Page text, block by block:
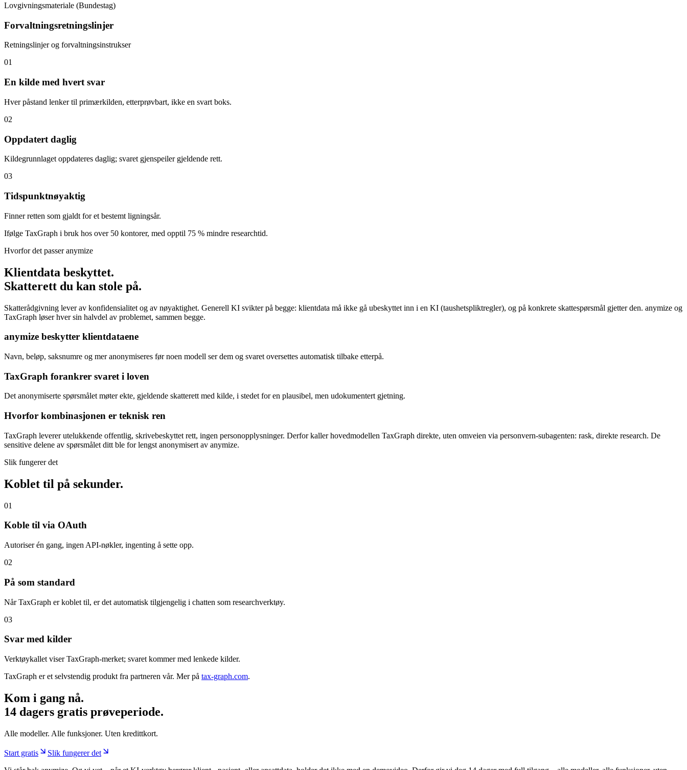
Lovgivningsmateriale (Bundestag)
Forvaltningsretningslinjer
Retningslinjer og forvaltningsinstrukser
01
En kilde med hvert svar
Hver påstand lenker til primærkilden, etterprøvbart, ikke en svart boks.
02
Oppdatert daglig
Kildegrunnlaget oppdateres daglig; svaret gjenspeiler gjeldende rett.
03
Tidspunktnøyaktig
Finner retten som gjaldt for et bestemt ligningsår.
Ifølge TaxGraph i bruk hos over 50 kontorer, med opptil 75 % mindre researchtid.
Hvorfor det passer anymize
Klientdata beskyttet.
Skatterett du kan stole på.
Skatterådgivning lever av konfidensialitet og av nøyaktighet. Generell KI svikter på begge: klientdata må ikke gå ubeskyttet inn i en KI (taushetspliktregler), og på konkrete skattespørsmål gjetter den. anymize og
TaxGraph løser hver sin halvdel av problemet, sammen begge.
anymize beskytter klientdataene
Navn, beløp, saksnumre og mer anonymiseres før noen modell ser dem og svaret oversettes automatisk tilbake etterpå.
TaxGraph forankrer svaret i loven
Det anonymiserte spørsmålet møter ekte, gjeldende skatterett med kilde, i stedet for en plausibel, men udokumentert gjetning.
Hvorfor kombinasjonen er teknisk ren
TaxGraph leverer utelukkende offentlig, skrivebeskyttet rett, ingen personopplysninger. Derfor kaller hovedmodellen TaxGraph direkte, uten omveien via personvern-subagenten: rask, direkte research. De
sensitive delene av spørsmålet ditt ble for lengst anonymisert av anymize.
Slik fungerer det
Koblet til på sekunder.
01
Koble til via OAuth
Autoriser én gang, ingen API-nøkler, ingenting å sette opp.
02
På som standard
Når TaxGraph er koblet til, er det automatisk tilgjengelig i chatten som researchverktøy.
03
Svar med kilder
Verktøykallet viser TaxGraph-merket; svaret kommer med lenkede kilder.
TaxGraph er et selvstendig produkt fra partneren vår. Mer på tax-graph.com.
Kom i gang nå.
14 dagers gratis prøveperiode.
Alle modeller. Alle funksjoner. Uten kredittkort.
Start gratis
Slik fungerer det